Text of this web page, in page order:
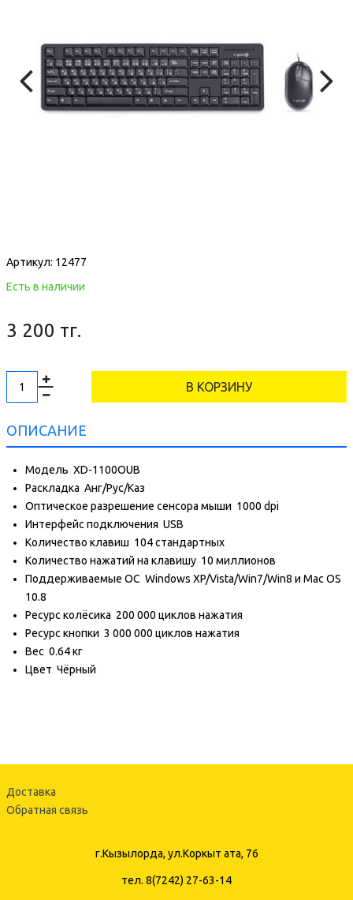
Артикул: 12477
Есть в наличии
3 200 тг.
В КОРЗИНУ
ОПИСАНИЕ
Модель XD-1100OUB
Раскладка Анг/Рус/Каз
Оптическое разрешение сенсора мыши 1000 dpi
Интерфейс подключения USB
Количество клавиш 104 стандартных
Количество нажатий на клавишу 10 миллионов
Поддерживаемые ОС Windows XP/Vista/Win7/Win8 и Mac OS
10.8
Ресурс колёсика 200 000 циклов нажатия
Ресурс кнопки 3 000 000 циклов нажатия
Вес 0.64 кг
Цвет Чёрный
Доставка
Обратная связь
г.Кызылорда, ул.Коркыт ата, 76
тел. 8(7242) 27-63-14